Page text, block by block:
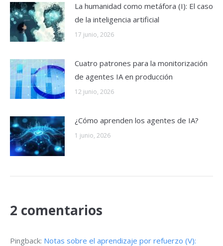
La humanidad como metáfora (I): El caso
de la inteligencia artificial
17 junio, 2026
Cuatro patrones para la monitorización
de agentes IA en producción
12 junio, 2026
¿Cómo aprenden los agentes de IA?
1 junio, 2026
2 comentarios
Pingback: Notas sobre el aprendizaje por refuerzo (V):